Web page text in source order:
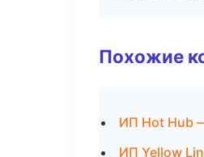
Похожие
ИП Hot Hub
ИП Yellow